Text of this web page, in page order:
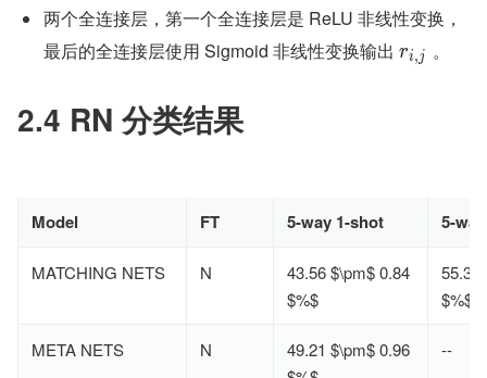
两个全连接层，第一个全连接层是 ReLU 非线性变换，
最后的全连接层使用 Sigmoid 非线性变换输出 ri,j 。
2.4 RN 分类结果
Model FT 5-way 1-shot 5-
MATCHING NETS N
43.56 $\pm$ 0.84
$%$
55.31
$%$
META NETS N
49.21 $\pm$ 0.96
--